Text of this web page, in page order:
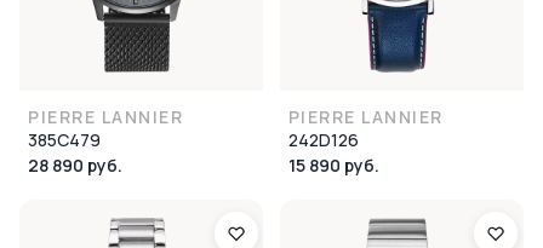
PIERRE LANNIER
385C479
28 890 руб.
PIERRE LANNIER
242D126
15 890 руб.